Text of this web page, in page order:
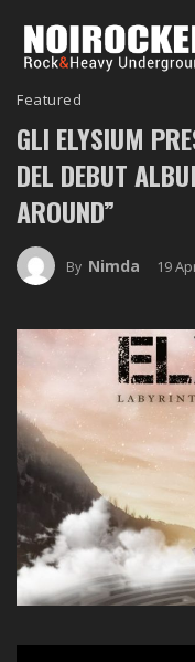
Featured
GLI ELYSIUM
DEL DEBUT
AROUND”
By Nimda 19